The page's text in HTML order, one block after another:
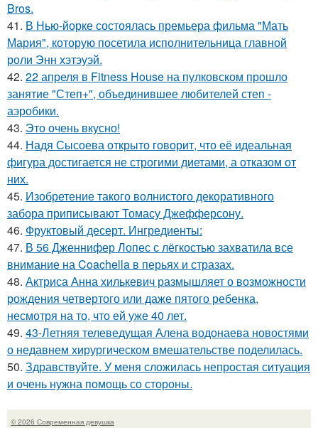
Bros.
41. В Нью-йорке состоялась премьера фильма "Мать
Мария", которую посетила исполнительница главной
роли Энн хэтэуэй.
42. 22 апреля в Fitness House на пулковском прошло
занятие "Степ+", объединившее любителей степ -
аэробики.
43. Это очень вкусно!
44. Надя Сысоева открыто говорит, что её идеальная
фигура достигается не строгими диетами, а отказом от
них.
45. Изобретение такого волнистого декоративного
забора приписывают Томасу Джефферсону.
46. Фруктовый десерт. Ингредиенты:
47. В 56 Дженнифер Лопес с лёгкостью захватила все
внимание на Coachella в перьях и стразах.
48. Актриса Анна хилькевич размышляет о возможности
рождения четвертого или даже пятого ребенка,
несмотря на то, что ей уже 40 лет.
49. 43-Летняя телеведущая Алена водонаева новостями
о недавнем хирургическом вмешательстве поделилась.
50. Здравствуйте. У меня сложилась непростая ситуация
и очень нужна помощь со стороны.
© 2026 Современная девушка